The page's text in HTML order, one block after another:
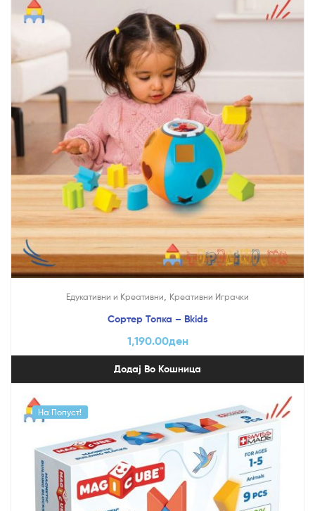
Едукативни и Креативни Креативни Играчки
Сортер Топка – Bkids
1,190.00ден
Додај Во Кошница
На Попуст!